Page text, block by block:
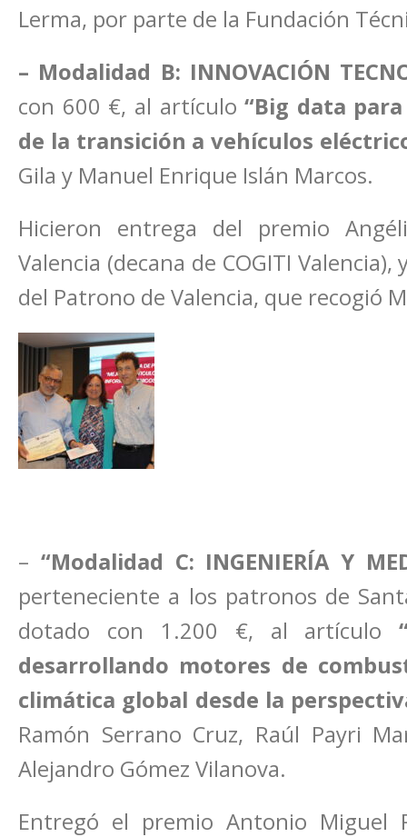
Lerma, por parte de la Fundación
– Modalidad B: INNOVACIÓN
con 600 €, al artículo“Big data
de la transición a vehículos
Gila y Manuel Enrique Islán Marcos.
Hicieron entrega del premio
Valencia (decana de COGITI
del Patrono de Valencia, que recogió
– “Modalidad C: INGENIERÍA Y
perteneciente a los patronos de
dotado con 1.200 €, al artículo
desarrollando motores de
climática global desde la
Ramón Serrano Cruz, Raúl Payri
Alejandro Gómez Vilanova.
Entregó el premio Antonio Miguel